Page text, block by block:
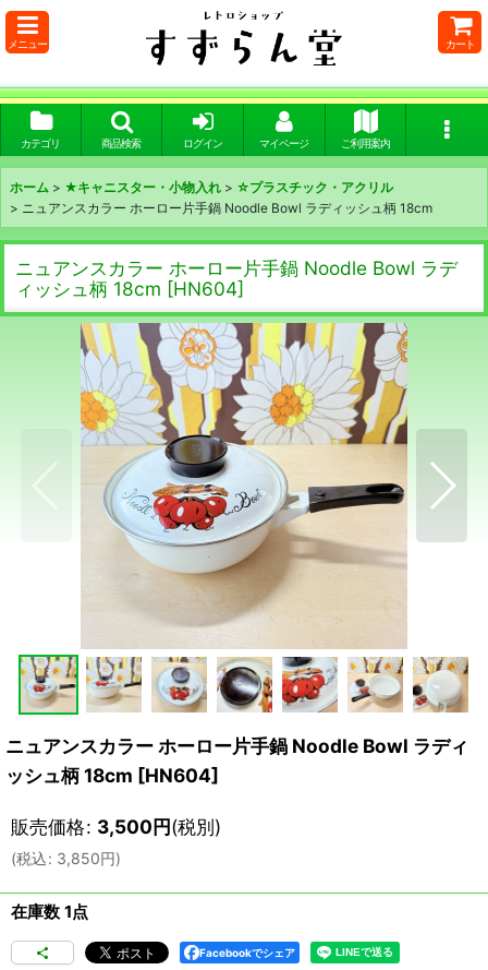
メニュー カート
カテゴリ 商品検索 ログイン マイページ ご利用案内
ホーム > ★キャニスター・小物入れ > ☆プラスチック・アクリル
> ニュアンスカラー ホーロー片手鍋 Noodle Bowl ラディッシュ柄 18cm
ニュアンスカラー ホーロー片手鍋 Noodle Bowl ラデ
ィッシュ柄 18cm [HN604]
ニュアンスカラー ホーロー片手鍋 Noodle Bowl ラディ
ッシュ柄 18cm [HN604]
販売価格: 3,500円(税別)
(税込: 3,850円)
在庫数 1点
Facebookでシェア